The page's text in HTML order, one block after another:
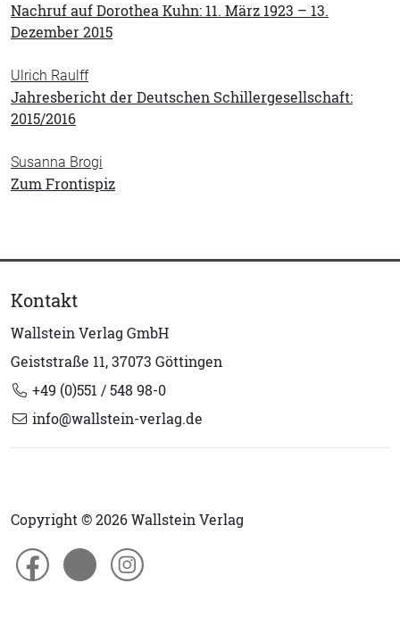
Nachruf auf Dorothea Kuhn: 11. März 1923 – 13.
Dezember 2015
Ulrich Raulff
Jahresbericht der Deutschen Schillergesellschaft:
2015/2016
Susanna Brogi
Zum Frontispiz
Kontakt
Wallstein Verlag GmbH
Geiststraße 11, 37073 Göttingen
+49 (0)551 / 548 98-0
info@wallstein-verlag.de
Copyright © 2026 Wallstein Verlag